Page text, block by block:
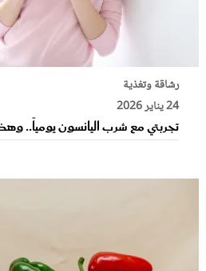
رشاقة وتغذية
24 يناير 2026
تجربتي مع شرب اليانسون يومياً..